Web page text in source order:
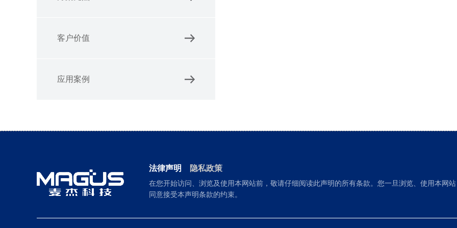
客户价值
应用案例
法律声明 隐私政策
在您开始访问、浏览及使用本网站前，敬请仔细阅读此声明的所有条款。您一旦浏览、使用本网
同意接受本声明条款的约束。